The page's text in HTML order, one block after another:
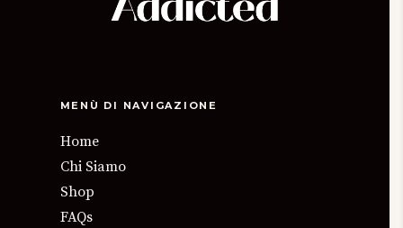
MENÙ DI NAVIGAZIONE
Home
Chi Siamo
Shop
FAQs